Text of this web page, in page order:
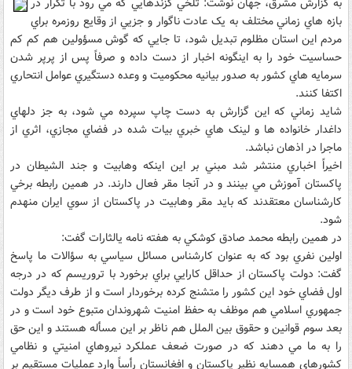
بازه هاي زماني مختلف به يک عادت ناگوار و جزيي از وقايع روزمره براي
مردم اين استان مظلوم تبديل شود، تا جايي که گوش مسؤولين هم کم کم
حساسيت خود را به اينگونه اخبار از دست داده و صرفاً پس از پرپر شدن
سرمايه هاي کشور به صدور بيانيه محکوميت و وعده دستگيري عوامل انتحاري
اکتفا کنند.
شايد زماني که اين گزارش به دست چاپ سپرده مي شود، به جز دلهاي
داغدار خانواده ها و لينک هاي خبري بيات شده در فضاي مجازي، اثري از
ماجرا در اذهان نباشد.
اخيراً اخباري منتشر شد مبني بر اين اينکه وهابيت و جند الشيطان در
پاکستان آموزش مي بينند و در آنجا مقر فعال دارند. در همين رابطه برخي
کارشناسان معتقدند که بايد مقر وهابيت در پاکستان از سوي ايران منهدم
شود.
در همين رابطه محمد صادق کوشکي به هفته نامه يالثارات گفت:
اولين نفري بود که به عنوان کارشناس مسائل سياسي به سؤالات ما پاسخ
گفت: دولت پاکستان از حداقل کارايي براي برخورد با تروريسم که در درجه
اول فضاي خود اين کشور را متشنج کرده برخوردار است و از طرف ديگر دولت
جمهوري اسلامي هم موظف به حفظ امنيت شهروندان متبوع خود است و در
بعد سوم قوانين و حقوق بين الملل هم ناظر بر اين مسأله هستند و اين حق
را به ما مي دهند که در صورت ضعف عملکرد نيروهاي امنيتي و نظامي
کشورهاي همسايه نظير پاکستان و افغانستان رأساً وارد عمليات مستقيم بر